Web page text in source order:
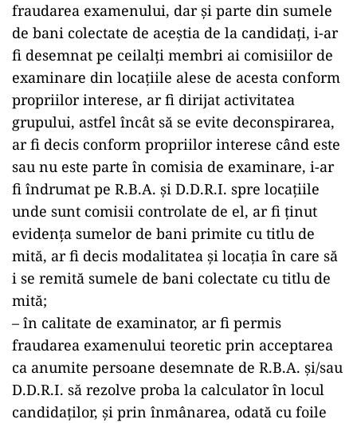
fraudarea examenului, dar și parte din sumele
de bani colectate de aceștia de la candidați, i-ar
fi desemnat pe ceilalți membri ai comisiilor de
examinare din locațiile alese de acesta conform
propriilor interese, ar fi dirijat activitatea
grupului, astfel încât să se evite deconspirarea,
ar fi decis conform propriilor interese când este
sau nu este parte în comisia de examinare, i-ar
fi îndrumat pe R.B.A. și D.D.R.I. spre locațiile
unde sunt comisii controlate de el, ar fi ținut
evidența sumelor de bani primite cu titlu de
mită, ar fi decis modalitatea și locația în care să
i se remită sumele de bani colectate cu titlu de
mită;
– în calitate de examinator, ar fi permis
fraudarea examenului teoretic prin acceptarea
ca anumite persoane desemnate de R.B.A. și/sau
D.D.R.I. să rezolve proba la calculator în locul
candidaților, și prin înmânarea, odată cu foile